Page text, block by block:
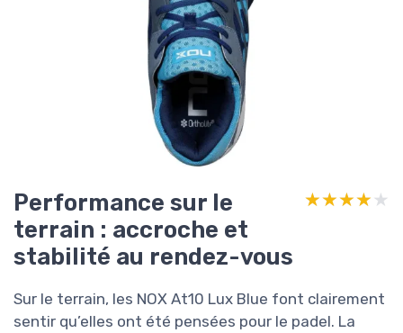
Performance sur le
terrain : accroche et
stabilité au rendez-vous
★★★★★
★★★★★
Sur le terrain, les NOX At10 Lux Blue font clairement
sentir qu’elles ont été pensées pour le padel. La